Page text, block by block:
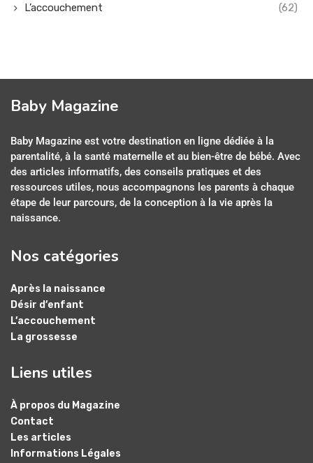
L’accouchement (62)
Baby Magazine
Baby Magazine est votre destination en ligne dédiée à la
parentalité, à la santé maternelle et au bien-être de bébé. Avec
des articles informatifs, des conseils pratiques et des
ressources utiles, nous accompagnons les parents à chaque
étape de leur parcours, de la conception à la vie après la
naissance.
Nos catégories
Après la naissance
Désir d’enfant
L’accouchement
La grossesse
Liens utiles
À propos du Magazine
Contact
Les articles
Informations Légales